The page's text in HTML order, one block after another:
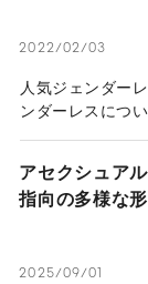
2022/02/03
人気ジェンダ
ンダーレスにつ
持ち始めた。高
を研究しながら
にSNSで発信を
表現でき、生き
訣（ひけつ）を伺
アセクシュア
指向の多様な形
2025/09/01